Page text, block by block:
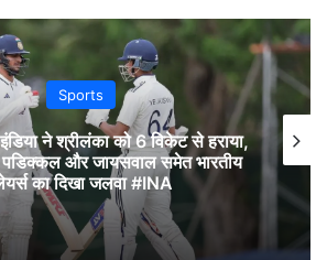
Sports
ने श्रीलंका को 6 विकेट से हराया,
और जायसवाल समेत भारतीय
का दिखा जलवा #INA